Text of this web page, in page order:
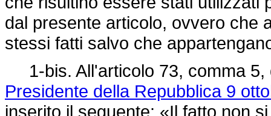
dal presente articolo, ovvero che
stessi fatti salvo che
1-bis. All'articolo 73, comma 5,
Presidente della Repubblica 9
inserito il seguente: «Il fatto non